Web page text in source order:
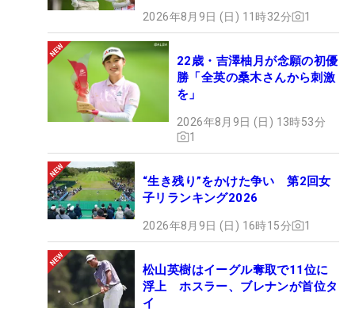
2026年8月9日 (日) 11時32分 1
22歳・吉澤柚月が念願の初優
勝「全英の桑木さんから刺激
を」
2026年8月9日 (日) 13時53分
1
“生き残り”をかけた争い 第2回女
子リランキング2026
2026年8月9日 (日) 16時15分 1
松山英樹はイーグル奪取で11位に
浮上 ホスラー、ブレナンが首位タ
イ